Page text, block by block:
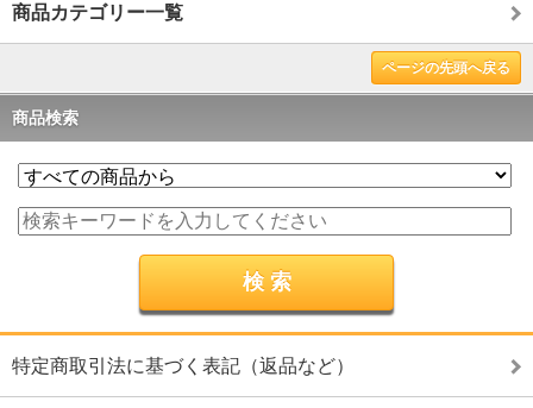
商品カテゴリー一覧
ページの先頭へ戻る
商品検索
特定商取引法に基づく表記（返品など）